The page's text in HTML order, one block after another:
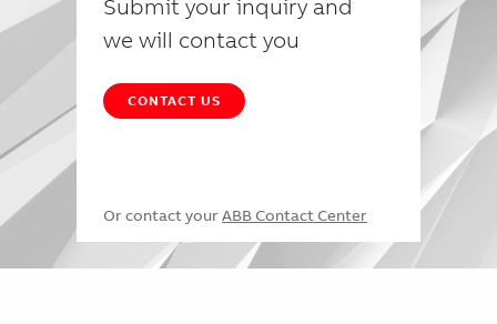
Submit your inquiry and
we will contact you
CONTACT US
Or contact your ABB Contact Center